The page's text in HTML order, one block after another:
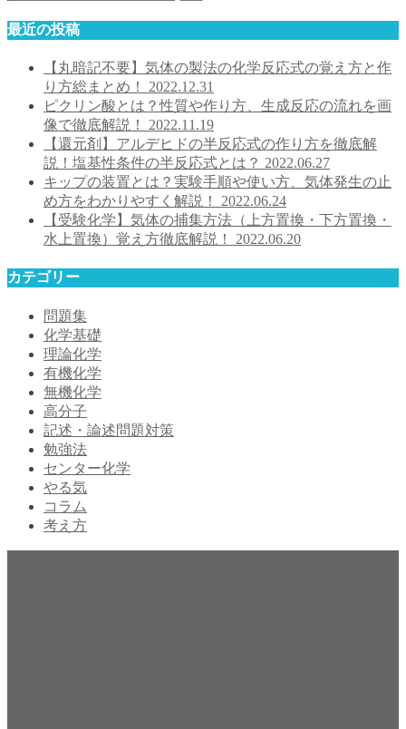
最近の投稿
【丸暗記不要】気体の製法の化学反応式の覚え方と作
り方総まとめ！ 2022.12.31
ピクリン酸とは？性質や作り方、生成反応の流れを画
像で徹底解説！ 2022.11.19
【還元剤】アルデヒドの半反応式の作り方を徹底解
説！塩基性条件の半反応式とは？ 2022.06.27
キップの装置とは？実験手順や使い方、気体発生の止
め方をわかりやすく解説！ 2022.06.24
【受験化学】気体の捕集方法（上方置換・下方置換・
水上置換）覚え方徹底解説！ 2022.06.20
カテゴリー
問題集
化学基礎
理論化学
有機化学
無機化学
高分子
記述・論述問題対策
勉強法
センター化学
やる気
コラム
考え方